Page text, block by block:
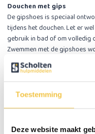
Toestemming
Deze website maakt
Douchen met gips
De gipshoes is speciaal
tijdens het douchen. Let er
gebruik in bad of om volledig
Zwemmen met de gipshoes
uitsluitend tijdens het
voor open of onbedekte
Gebruikersgemak